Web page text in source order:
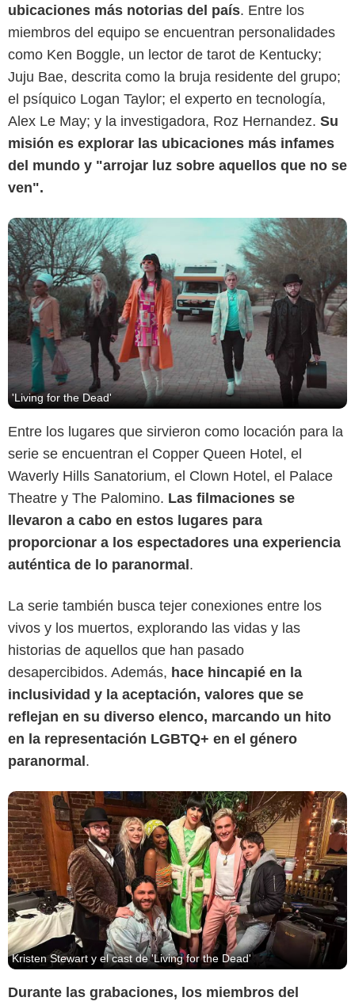
ubicaciones más notorias del país. Entre los
miembros del equipo se encuentran personalidades
como Ken Boggle, un lector de tarot de Kentucky;
Juju Bae, descrita como la bruja residente del grupo;
el psíquico Logan Taylor; el experto en tecnología,
Alex Le May; y la investigadora, Roz Hernandez. Su
misión es explorar las ubicaciones más infames
del mundo y "arrojar luz sobre aquellos que no se
ven".
Hulu
'Living for the Dead'
Entre los lugares que sirvieron como locación para la
serie se encuentran el Copper Queen Hotel, el
Waverly Hills Sanatorium, el Clown Hotel, el Palace
Theatre y The Palomino. Las filmaciones se
llevaron a cabo en estos lugares para
proporcionar a los espectadores una experiencia
auténtica de lo paranormal .
La serie también busca tejer conexiones entre los
vivos y los muertos, explorando las vidas y las
historias de aquellos que han pasado
desapercibidos. Además, hace hincapié en la
inclusividad y la aceptación, valores que se
reflejan en su diverso elenco, marcando un hito
en la representación LGBTQ+ en el género
paranormal .
The Pride LA
Kristen Stewart y el cast de 'Living for the Dead'
Durante las grabaciones, los miembros del